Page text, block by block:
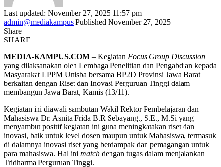
Last updated: November 27, 2025 11:57 pm
admin@mediakampus Published November 27, 2025
Share
SHARE
MEDIA-KAMPUS.COM – Kegiatan Focus Group Discussion
yang dilaksanakan oleh Lembaga Penelitian dan Pengabdian kepada
Masyarakat LPPM Unisba bersama BP2D Provinsi Jawa Barat
berkaitan dengan Riset dan Inovasi Perguruan Tinggi dalam
membangun Jawa Barat, Kamis (13/11).
Kegiatan ini diawali sambutan Wakil Rektor Pembelajaran dan
Mahasiswa Dr. Asnita Frida B.R Sebayang., S.E., M.Si yang
menyambut positif kegiatan ini guna meningkatakan riset dan
inovasi, baik untuk level dosen maupun untuk Mahasiswa, termasuk
di dalamnya inovasi riset yang berdampak dan pemagangan untuk
para mahasiswa. Hal ini match dengan tugas dalam menjalankan
Tridharma Perguruan Tinggi.